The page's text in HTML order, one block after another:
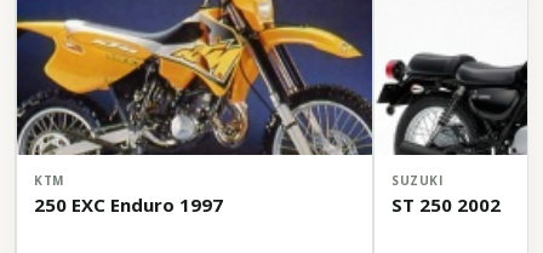
KTM
250 EXC Enduro 1997
SUZUKI
ST 250 2002